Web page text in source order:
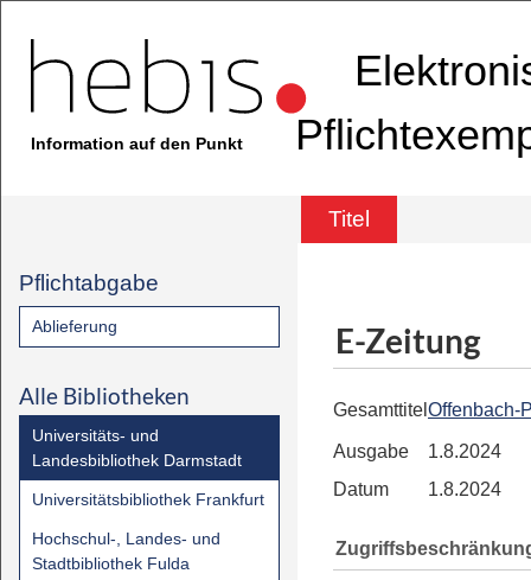
Information auf den Punkt
Titel
Pflichtabgabe
Ablieferung
Alle Bibliotheken
Universitäts- und
Landesbibliothek Darmstadt
Universitätsbibliothek Frankfurt
Hochschul-, Landes- und
Stadtbibliothek Fulda
E-Zeitung
Gesamttitel Offenbach-
Ausgabe
1.8.2024
Datum
1.8.2024